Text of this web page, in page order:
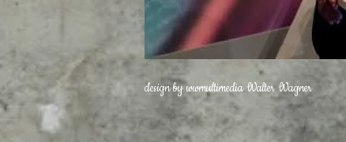
design by wwmultimedia Walter Wagner